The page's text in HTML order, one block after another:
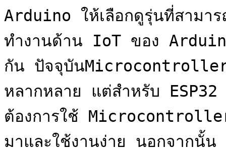
Arduino ให้เลือกดูรุ่นที่สามา
ทำงานด้าน IoT ของ
กัน ปัจจุบัน
หลากหลาย แต่สำหรับ ESP32
ต้องการใช้
มาและใช้งานง่าย นอกจากนั้น